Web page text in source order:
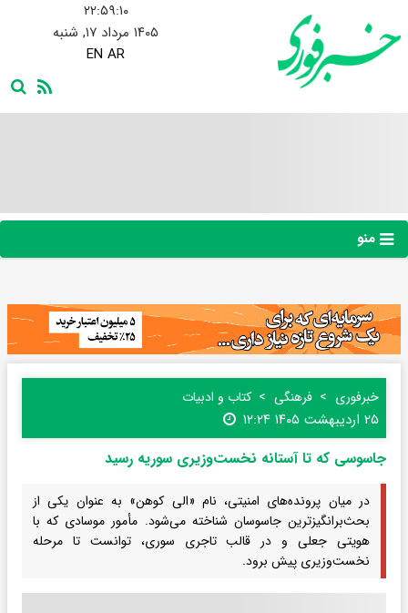
۲۲:۵۹:۱۱
۱۴۰۵ مرداد ۱۷, شنبه
EN AR
منو
خبرفوری فرهنگی کتاب و ادبیات
۲۵ اردیبهشت ۱۴۰۵ ۱۲:۲۴
جاسوسی که تا آستانه نخست‌وزیری سوریه رسید
در میان پرونده‌های امنیتی، نام «الی کوهن» به عنوان یکی از
بحث‌برانگیزترین جاسوسان شناخته می‌شود. مأمور موسادی که با
هویتی جعلی و در قالب تاجری سوری، توانست تا مرحله
نخست‌وزیری پیش برود.